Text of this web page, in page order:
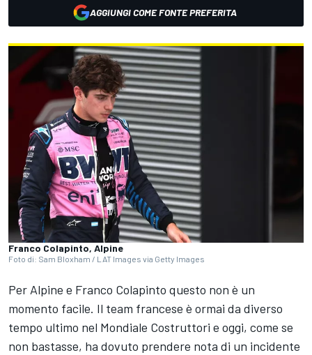
AGGIUNGI COME FONTE PREFERITA
Franco Colapinto, Alpine
Foto di: Sam Bloxham / LAT Images via Getty Images
Per Alpine e Franco Colapinto questo non è un
momento facile. Il team francese è ormai da diverso
tempo ultimo nel Mondiale Costruttori e oggi, come se
non bastasse, ha dovuto prendere nota di un incidente